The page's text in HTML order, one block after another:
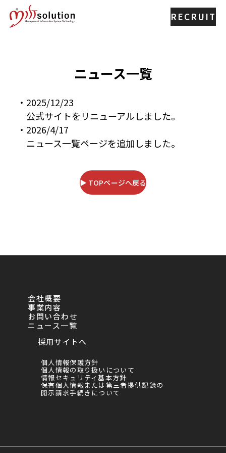
RECRUIT
ニュース一覧
・2025/12/23
公式サイトをリニューアルしました。
・2026/4/17
ニュース一覧ページを追加しました。
▶ TOPページへ戻る
会社概要
事業内容
お問い合わせ
ニュース一覧
採用サイトへ
個人情報保護方針
個人情報の取り扱いについて
情報セキュリティ基本方針
保有個人情報または第三者提供記録の
開示請求手続きについて